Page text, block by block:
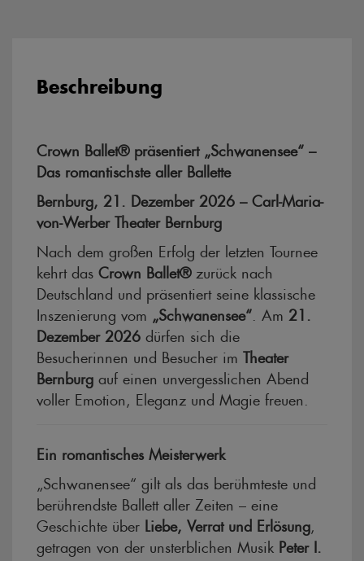
Beschreibung
Crown Ballet® präsentiert „Schwanensee“ –
Das romantischste aller Ballette
Bernburg, 21. Dezember 2026 – Carl-Maria-
von-Werber Theater Bernburg
Nach dem großen Erfolg der letzten Tournee
kehrt das Crown Ballet®zurück nach
Deutschland und präsentiert seine klassische
Inszenierung vom „Schwanensee“ . Am 21.
Dezember 2026 dürfen sich die
Besucherinnen und Besucher im Theater
Bernburg auf einen unvergesslichen Abend
voller Emotion, Eleganz und Magie freuen.
Ein romantisches Meisterwerk
„Schwanensee“ gilt als das berühmteste und
berührendste Ballett aller Zeiten – eine
Geschichte über Liebe, Verrat und Erlösung
getragen von der unsterblichen Musik Peter I.